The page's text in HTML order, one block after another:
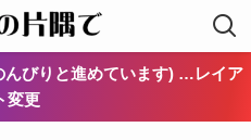
んびりと進めています) …レイア
変更